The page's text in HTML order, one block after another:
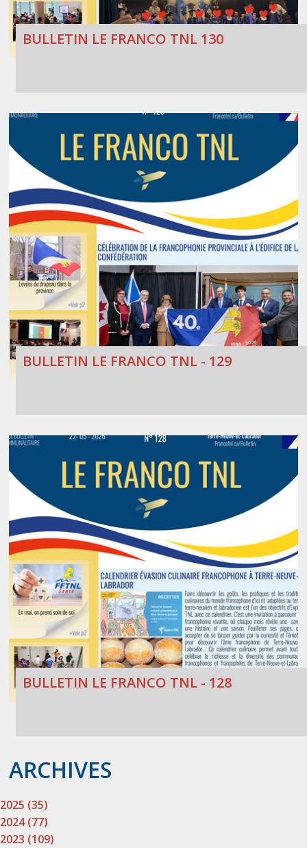
BULLETIN LE FRANCO TNL 130
BULLETIN LE FRANCO TNL - 129
BULLETIN LE FRANCO TNL - 128
ARCHIVES
2025 (35)
2024 (77)
2023 (109)